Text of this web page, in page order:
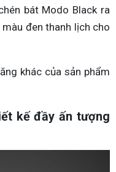
bát Modo Black ra
đen thanh lịch cho
khác của sản phẩm
kế đầy ấn tượng